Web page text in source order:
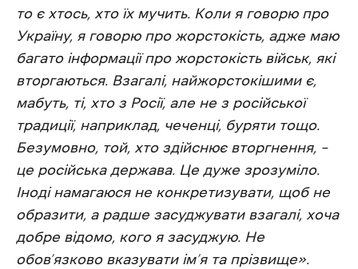
то є хтось, хто їх мучить. Коли я говорю про
Україну, я говорю про жорстокість, адже маю
багато інформації про жорстокість військ, які
вторгаються. Взагалі, найжорстокішими є,
мабуть, ті, хто з Росії, але не з російської
традиції, наприклад, чеченці, буряти тощо.
Безумовно, той, хто здійснює вторгнення, –
це російська держава. Це дуже зрозуміло.
Іноді намагаюся не конкретизувати, щоб не
образити, а радше засуджувати взагалі, хоча
добре відомо, кого я засуджую. Не
обов’язково вказувати ім’я та прізвище».